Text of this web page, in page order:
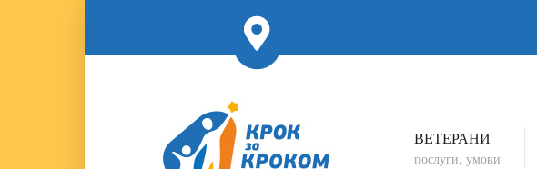
ВЕТЕРАНИ
послуги, умови